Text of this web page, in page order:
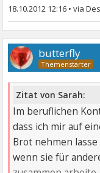
18.10.2012 12:16 •
butterfly
Zitat von Sarah:
Im beruflichen
dass ich mir auf
Brot nehmen
wenn sie für